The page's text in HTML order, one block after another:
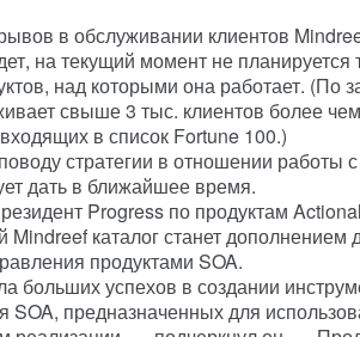
в обслуживании клиентов
на текущий момент не планируется
над которыми она работает. (По
свыше 3 тыс. клиентов более
в список Fortune 100.)
стратегии в отношении работы
дать в ближайшее время.
Progress по продуктам
каталог станет
продуктами SOA.
больших успехов в создании
SOA, предназначенных для